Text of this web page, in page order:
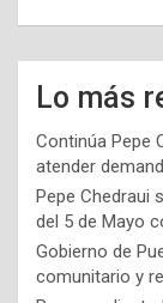
Lo más
Continúa Pepe
atender
Pepe Chedraui
del 5 de Mayo
Gobierno de
comunitario y